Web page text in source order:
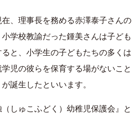
、理事長を務める赤澤泰子さんの
学校教諭だった鍾美さんは子ども
と、小学生の子どもたちの多くは
児の彼らを保育する場がないこと
誕生したといいます。
しゅこふどく）幼稚児保護会』と